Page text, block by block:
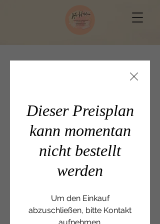
Dieser Preisplan
kann momentan
nicht bestellt
werden
Um den Einkauf
abzuschließen, bitte Kontakt
aufnehmen.